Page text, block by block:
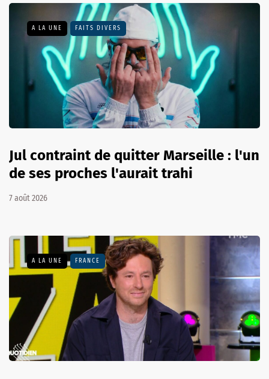
A LA UNE FAITS DIVERS
Jul contraint de quitter Marseille : l'un
de ses proches l'aurait trahi
7 août 2026
A LA UNE FRANCE